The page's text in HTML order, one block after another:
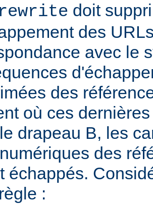
doit
des
avec le
des
où ces
drapeau B, les
des
échappés.
: